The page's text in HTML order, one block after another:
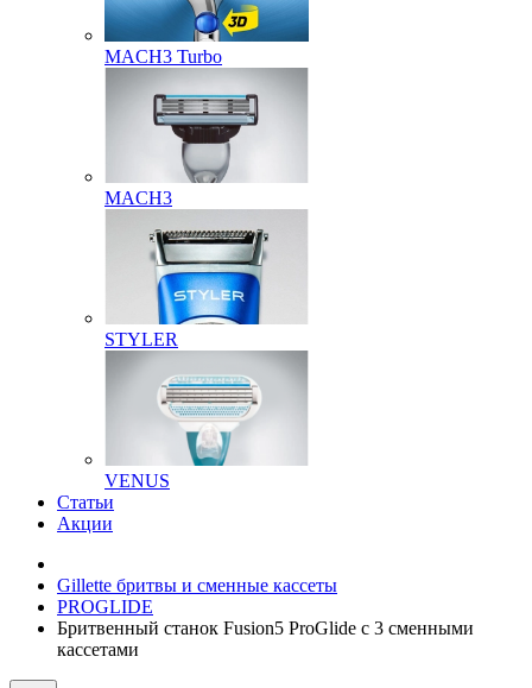
MACH3 Turbo
MACH3
STYLER
VENUS
Статьи
Акции
Gillette бритвы и сменные кассеты
PROGLIDE
Бритвенный станок Fusion5 ProGlide с 3 сменными
кассетами